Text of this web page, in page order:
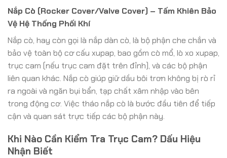
Nắp Cò (Rocker Cover/Valve Cover) – Tấm Khiên Bảo
Vệ Hệ Thống Phối Khí
Nắp cò, hay còn gọi là nắp dàn cò, là bộ phận che chắn và
bảo vệ toàn bộ cơ cấu xupap, bao gồm cò mổ, lò xo xupap,
trục cam (nếu trục cam đặt trên đỉnh), và các bộ phận
liên quan khác. Nắp cò giúp giữ dầu bôi trơn không bị rò rỉ
ra ngoài và ngăn bụi bẩn, tạp chất xâm nhập vào bên
trong động cơ. Việc tháo nắp cò là bước đầu tiên để tiếp
cận và quan sát trực tiếp các bộ phận này.
Khi Nào Cần Kiểm Tra Trục Cam? Dấu Hiệu
Nhận Biết